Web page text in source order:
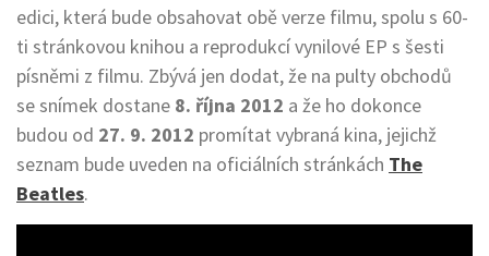
edici, která bude obsahovat obě verze filmu, spolu s 60-
ti stránkovou knihou a reprodukcí vynilové EP s šesti
písněmi z filmu. Zbývá jen dodat, že na pulty obchodů
se snímek dostane 8. října 2012 a že ho dokonce
budou od 27. 9. 2012 promítat vybraná kina, jejichž
seznam bude uveden na oficiálních stránkách The
Beatles.